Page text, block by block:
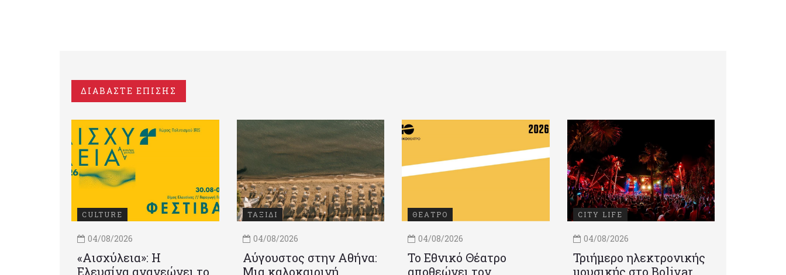
ΔΙΑΒΑΣΤΕ ΕΠΙΣΗΣ
CULTURE
04/08/2026
«Αισχύλεια»: Η
Ελευσίνα ανανεώνει το
ΤΑΞΙΔΙ
04/08/2026
Αύγουστος στην Αθήνα:
Μια καλοκαιρινή
ΘΕΑΤΡΟ
04/08/2026
Το Εθνικό Θέατρο
αποθεώνει τον
CITY LIFE
04/08/2026
Τριήμερο ηλεκτρονικής
μουσικής στο Bolivar